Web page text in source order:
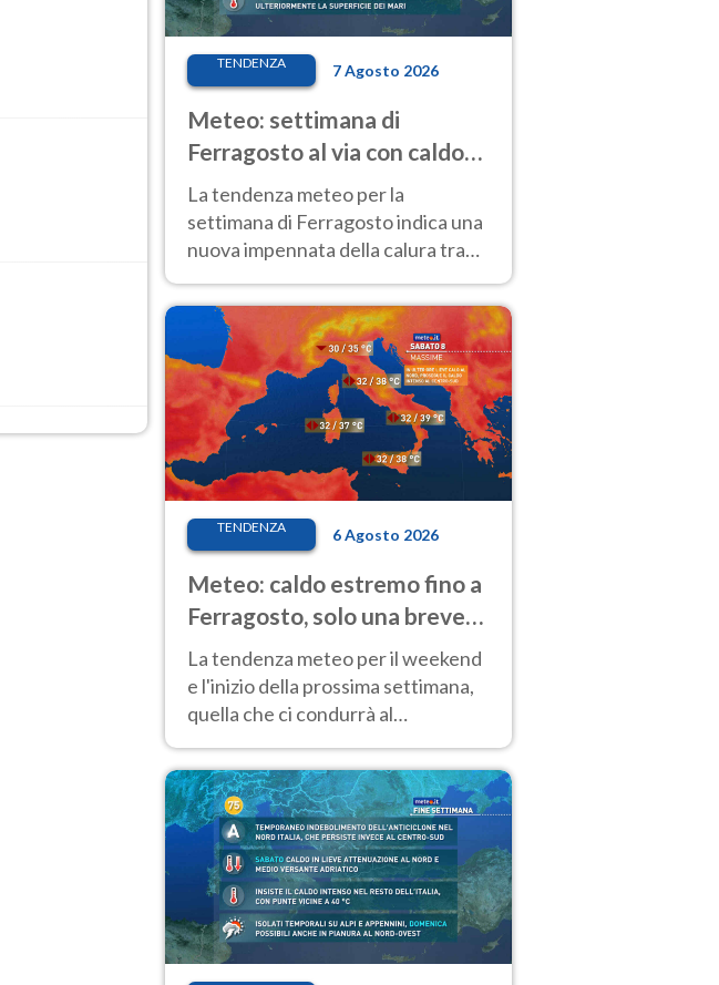
TENDENZA 7 Agosto 2026
Meteo: settimana di
Ferragosto al via con caldo
intenso e qualche temporale
La tendenza meteo per la
settimana di Ferragosto indica una
nuova impennata della calura tra
anche al Nord.
TENDENZA 6 Agosto 2026
Meteo: caldo estremo fino a
Ferragosto, solo una breve
pausa. Ecco dove
La tendenza meteo per il weekend
e l'inizio della prossima settimana,
quella che ci condurrà al
temperature molto elevate